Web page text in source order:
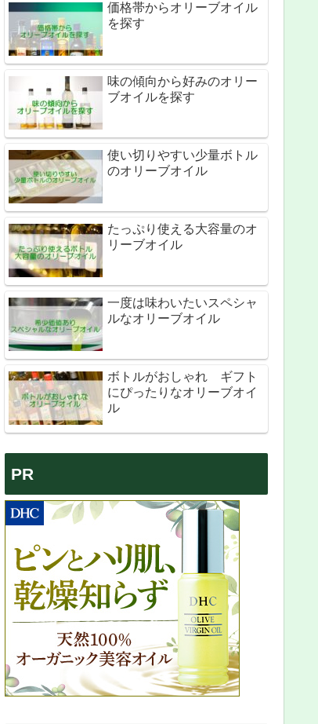
価格帯からオリーブオイル
を探す
味の傾向から好みのオリー
ブオイルを探す
使い切りやすい少量ボトル
のオリーブオイル
たっぷり使える大容量のオ
リーブオイル
一度は味わいたいスペシャ
ルなオリーブオイル
ボトルがおしゃれ ギフト
にぴったりなオリーブオイ
ル
PR